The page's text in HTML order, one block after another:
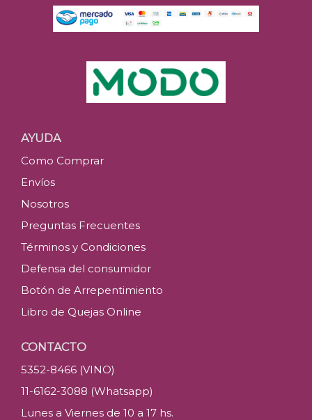
AYUDA
Como Comprar
Envíos
Nosotros
Preguntas Frecuentes
Términos y Condiciones
Defensa del consumidor
Botón de Arrepentimiento
Libro de Quejas Online
CONTACTO
5352-8466 (VINO)
11-6162-3088 (Whatsapp)
Lunes a Viernes de 10 a 17 hs.